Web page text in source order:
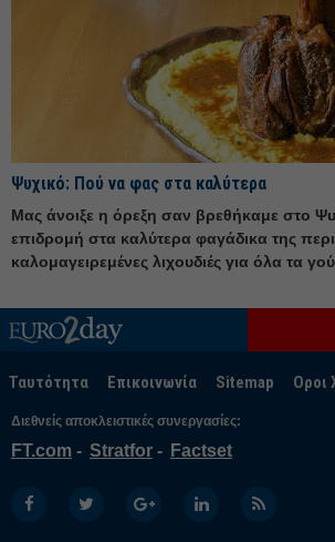
Μάρτιος 25
Φεβρουάριος 25
Ιανουάριος 25
Νοέμβριος 24
Οκτώβριος 24
Αύγουστος 24
Ιούνιος 24
Ψυχικό: Πού να φας στα καλύτερα
Μας άνοιξε η όρεξη σαν βρεθήκαμε στο
επιδρομή στα καλύτερα φαγάδικα της
καλομαγειρεμένες λιχουδιές για όλα τα
Ταυτότητα Επικοινωνία Sitemap Οροι
Διεθνείς αποκλειστικές συνεργασίες:
FT.com Stratfor Factset